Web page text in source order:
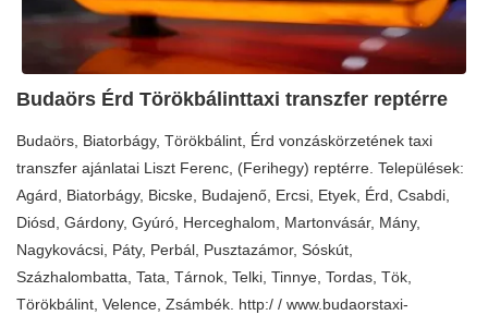
Budaörs Érd Törökbálinttaxi transzfer reptérre
Budaörs, Biatorbágy, Törökbálint, Érd vonzáskörzetének taxi
transzfer ajánlatai Liszt Ferenc, (Ferihegy) reptérre. Települések:
Agárd, Biatorbágy, Bicske, Budajenő, Ercsi, Etyek, Érd, Csabdi,
Diósd, Gárdony, Gyúró, Herceghalom, Martonvásár, Mány,
Nagykovácsi, Páty, Perbál, Pusztazámor, Sóskút,
Százhalombatta, Tata, Tárnok, Telki, Tinnye, Tordas, Tök,
Törökbálint, Velence, Zsámbék. http:/ / www.budaorstaxi-